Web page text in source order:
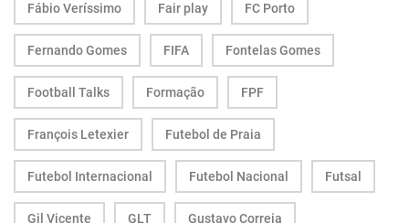
Fábio Veríssimo Fair play FC Porto
Fernando Gomes FIFA Fontelas Gomes
Football Talks Formação FPF
François Letexier Futebol de Praia
Futebol Internacional Futebol Nacional Futsal
Gil Vicente GLT Gustavo Correia